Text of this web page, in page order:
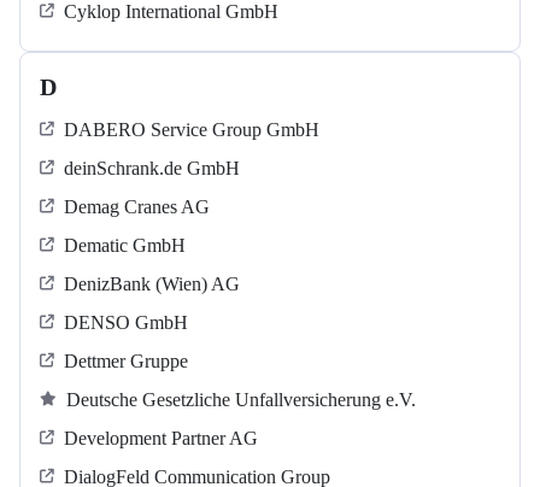
Cyklop International GmbH
D
DABERO Service Group GmbH
deinSchrank.de GmbH
Demag Cranes AG
Dematic GmbH
DenizBank (Wien) AG
DENSO GmbH
Dettmer Gruppe
Deutsche Gesetzliche Unfallversicherung e.V.
Development Partner AG
DialogFeld Communication Group